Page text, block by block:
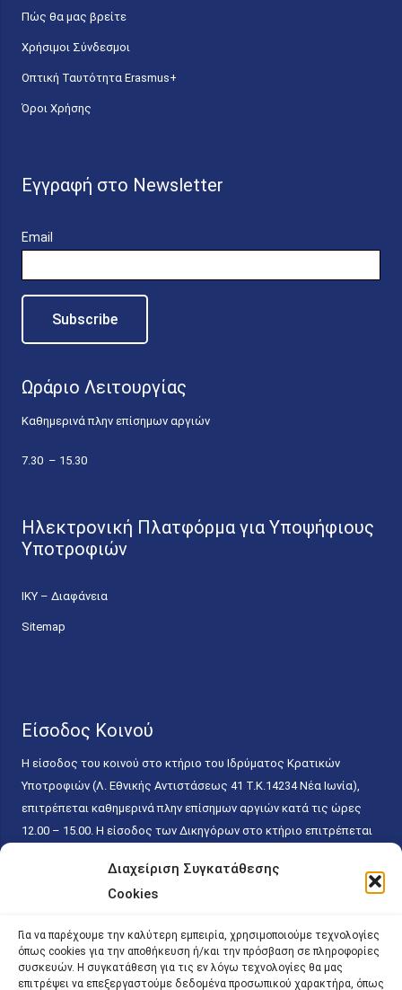
Διαχείριση Συγκατάθεσης
Cookies
Για να παρέχουμε την καλύτερη εμπειρία, χρησιμοποιούμε τεχνολογίες
όπως cookies για την αποθήκευση ή/και την πρόσβαση σε πληροφορίες
συσκευών. Η συγκατάθεση για τις εν λόγω τεχνολογίες θα μας
επιτρέψει να επεξεργαστούμε δεδομένα προσωπικού χαρακτήρα, όπως
Πώς θα μας βρείτε
Χρήσιμοι Σύνδεσμοι
Οπτική Ταυτότητα Erasmus+
Όροι Χρήσης
Εγγραφή στο Newsletter
Email
Ωράριο Λειτουργίας
Καθημερινά πλην επίσημων αργιών
7.30 – 15.30
Ηλεκτρονική Πλατφόρμα για Υποψήφιους
Υποτροφιών
ΙΚΥ – Διαφάνεια
Sitemap
Είσοδος Κοινού
Η είσοδος του κοινού στο κτήριο του Ιδρύματος Κρατικών
Υποτροφιών (Λ. Εθνικής Αντιστάσεως 41 T.K.14234 Νέα Ιωνία),
επιτρέπεται καθημερινά πλην επίσημων αργιών κατά τις ώρες
12.00 – 15.00. Η είσοδος των Δικηγόρων στο κτήριο επιτρέπεται
κάθε εργάσιμη ημέρα και ώρα χωρίς κανέναν χρονικό ή άλλο
περιορισμό. Η είσοδος του κοινού ειδικά στο γραφείο του
15.00. Η εξυπηρέτηση του κοινού πραγματοποιείται βάσει των
παγίων ισχυουσών διατάξεων. Για την αποφυγή συνωστισμού